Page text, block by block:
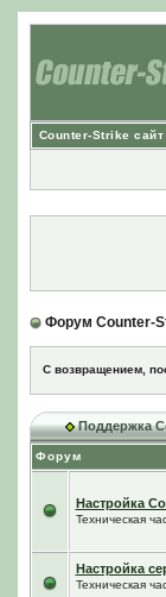
Counter-Strike сайт
Форум Counter-
С возвращением,
Поддержка
Форум
Настройка
Техническая
Настройка
Техническая